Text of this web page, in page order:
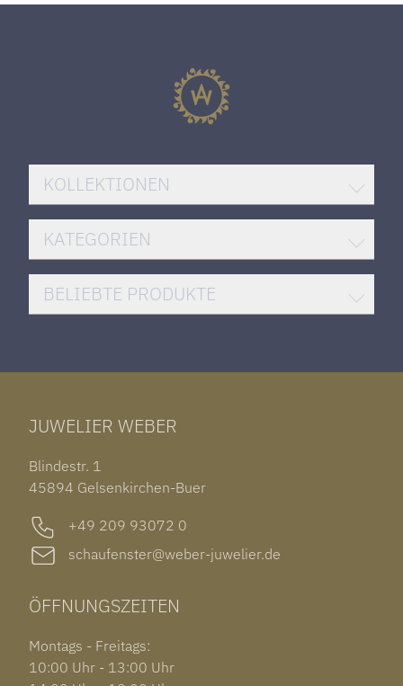
KOLLEKTIONEN
BREITLING SUPEROCEAN
ROLEX DATEJUST
HUBLOT BIG BANG
SANTOS DE CARTIER
IWC PORTUGIESER
KATEGORIEN
DAMENUHREN
HERRENUHREN
ARMSCHMUCK
OHRSCHMUCK
OUT OF COLLECTION
BELIEBTE PRODUKTE
TAG HEUER CARRERA
ROLEX SUBMARINER DATE
GARMIN VENU 3S
JUWELIER WEBER
Blindestr. 1
45894 Gelsenkirchen-Buer
+49 209 93072 0
schaufenster@weber-juwelier.de
ÖFFNUNGSZEITEN
Montags - Freitags:
10:00 Uhr - 13:00 Uhr